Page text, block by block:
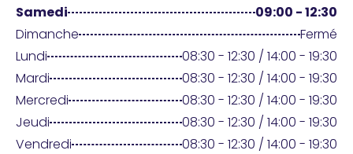
Connexion
Praticien ?
Samedi
09:00 - 12:30
Dimanche
Fermé
Lundi
08:30 - 12:30 / 14:00 - 19:30
Mardi
08:30 - 12:30 / 14:00 - 19:30
Mercredi
08:30 - 12:30 / 14:00 - 19:30
Jeudi
08:30 - 12:30 / 14:00 - 19:30
Vendredi
08:30 - 12:30 / 14:00 - 19:30